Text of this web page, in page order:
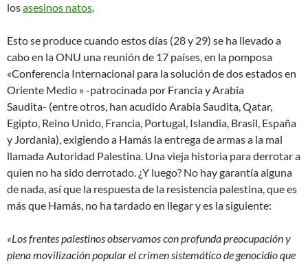
losasesinos natos.
Esto se produce cuando estos días (28 y 29) se ha llevado a
cabo en la ONU una reunión de 17 países, en la pomposa
«Conferencia Internacional para la solución de dos estados en
Oriente Medio » -patrocinada por Francia y Arabia
Saudita- (entre otros, han acudido Arabia Saudita, Qatar,
Egipto, Reino Unido, Francia, Portugal, Islandia, Brasil, España
y Jordania), exigiendo a Hamás la entrega de armas a la mal
llamada Autoridad Palestina. Una vieja historia para derrotar a
quien no ha sido derrotado. ¿Y luego? No hay garantía alguna
de nada, así que la respuesta de la resistencia palestina, que es
más que Hamás, no ha tardado en llegar y es la siguiente:
«Los frentes palestinos observamos con profunda preocupación y
plena movilización popular el crimen sistemático de genocidio que